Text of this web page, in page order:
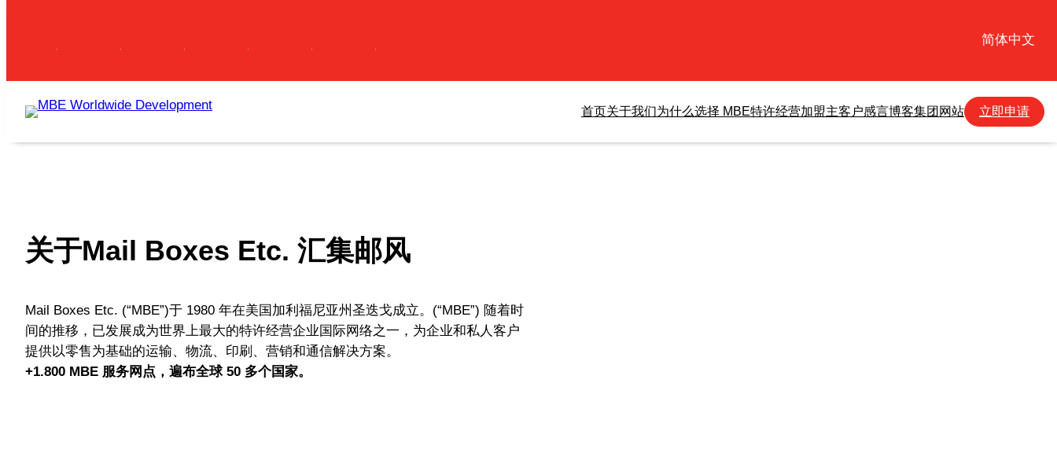
至
简体中文
首页关于我们为什么选择 MBE特许经营加盟主客户感言博客集团网站 立即申请
关于Mail Boxes Etc. 汇集邮风
Mail Boxes Etc. (“MBE”)于 1980 年在美国加利福尼亚州圣迭戈成立。(“MBE”) 随着时
间的推移，已发展成为世界上最大的特许经营企业国际网络之一，为企业和私人客户
提供以零售为基础的运输、物流、印刷、营销和通信解决方案。
+1.800 MBE 服务网点，遍布全球 50 多个国家。